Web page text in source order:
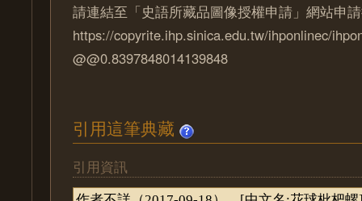
請連結至「史語所藏品圖像授權申請」網站申
https://copyrite.ihp.sinica.edu.tw/ihponlinec/
@@0.8397848014139848
引用這筆典藏
引用資訊